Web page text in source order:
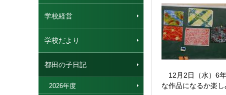
学校経営
学校だより
都田の子日記
2026年度
12月2日（水）6年
な作品になるか楽し